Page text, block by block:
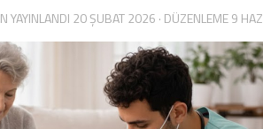
YAYINLANDI 20 ŞUBAT 2026 · DÜZENLEME9